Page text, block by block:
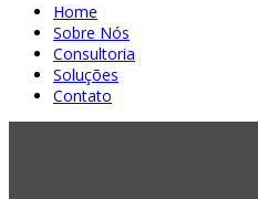
Home
Sobre Nós
Consultoria
Soluções
Contato